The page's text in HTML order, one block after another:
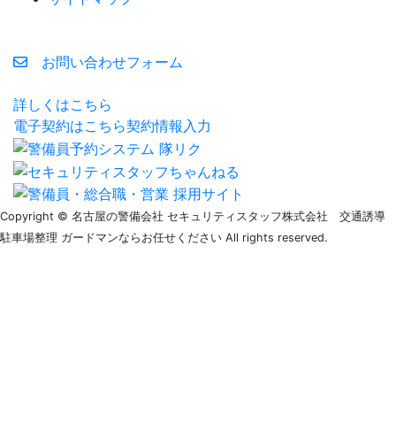
お問い合わせフォーム
詳しくはこちら
電子契約はこちら契約情報入力
Copyright © 名古屋の警備会社 セキュリティスタッフ株式会社 交通誘導
駐車場整理 ガードマンならお任せください All rights reserved.